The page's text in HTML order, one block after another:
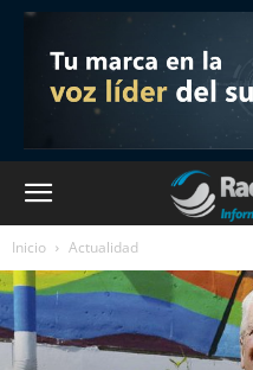
Inicio Actualidad